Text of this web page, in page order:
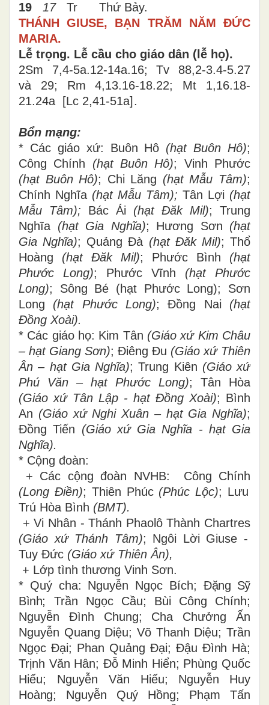
19 17Tr Thứ Bảy.
THÁNH GIUSE, BẠN TRĂM NĂM ĐỨC
MARIA.
Lễ trọng. Lễ cầu cho giáo dân (lễ họ).
2Sm 7,4-5a.12-14a.16; Tv 88,2-3.4-5.27
và 29; Rm 4,13.16-18.22; Mt 1,16.18-
21.24a
[Lc 2,41-51a] .
Bổn mạng:
* Các giáo xứ: Buôn Hô (hạt Buôn Hô);
Công Chính (hạt Buôn Hô); Vinh Phước
(hạt Buôn Hô); Chi Lăng (hạt Mẫu Tâm);
Chính Nghĩa (hạt Mẫu Tâm); Tân Lợi (hạt
Mẫu Tâm); Bác Ái (hạt Đăk Mil); Trung
Nghĩa (hạt Gia Nghĩa); Hương Sơn (hạt
Gia Nghĩa); Quảng Đà (hạt Đăk Mil); Thổ
Hoàng (hạt Đăk Mil); Phước Bình (hạt
Phước Long); Phước Vĩnh (hạt Phước
Long); Sông Bé (hạt Phước Long); Sơn
Long (hạt Phước Long); Đồng Nai (hạt
Đồng Xoài).
* Các giáo họ: Kim Tân (Giáo xứ Kim Châu
– hạt Giang Sơn); Điêng Đu (Giáo xứ Thiên
Ân – hạt Gia Nghĩa); Trung Kiên (Giáo xứ
Phú Văn – hạt Phước Long); Tân Hòa
(Giáo xứ Tân Lập - hạt Đồng Xoài); Bình
An (Giáo xứ Nghi Xuân – hạt Gia Nghĩa);
Đồng Tiến (Giáo xứ Gia Nghĩa - hạt Gia
Nghĩa).
* Cộng đoàn:
+ Các cộng đoàn NVHB: Công Chính
(Long Điền); Thiên Phúc(Phúc Lộc); Lưu
Trú Hòa Bình (BMT).
+ Vi Nhân - Thánh Phaolô Thành Chartres
(Giáo xứ Thánh Tâm); Ngôi Lời Giuse -
Tuy Đức (Giáo xứThiên Ân),
+ Lớp tình thương Vinh Sơn.
* Quý cha: Nguyễn Ngọc Bích; Đặng Sỹ
Bình; Trần Ngọc Cầu; Bùi Công Chính;
Nguyễn Đình Chung; Cha Chưởng Ấn
Nguyễn Quang Diệu; Võ Thanh Diệu; Trần
Ngọc Đại; Phan Quảng Đại; Đậu Đình Hà;
Trịnh Văn Hân; Đỗ Minh Hiển; Phùng Quốc
Hiếu; Nguyễn Văn Hiếu; Nguyễn Huy
Hoàng; Nguyễn Quý Hồng; Phạm Tấn